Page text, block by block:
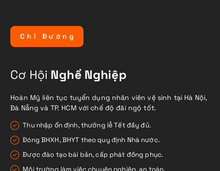
C h ỉ Đ ư ờ n g
Cơ Hội Nghề Nghiệp
Hoàn Mỹ liên tục tuyển dụng nhân viên vệ sinh tại Hà Nội,
Đà Nẵng và TP. HCM với chế độ đãi ngộ tốt.
Thu nhập ổn định, thưởng lễ Tết đầy đủ.
Đóng BHXH, BHYT theo quy định Nhà nước.
Được đào tạo bài bản, cấp phát đồng phục.